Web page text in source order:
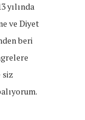
yılında
ve Diyet
beri
siz